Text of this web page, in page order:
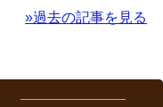
»過去の記事を見る